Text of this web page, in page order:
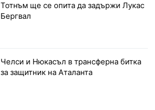
Тотнъм ще се опита да задържи Лукас
Бергвал
Челси и Нюкасъл в трансферна битка
за защитник на Аталанта